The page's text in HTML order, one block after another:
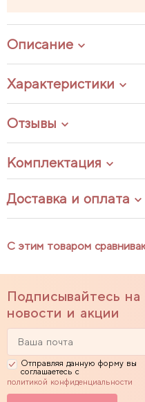
Описание
Характеристики
Отзывы
Комплектация
Доставка и оплата
С этим товаром
Подписывайтесь на
новости и акции
Отправляя данную форму вы
соглашаетесь с
политикой конфиденциальности